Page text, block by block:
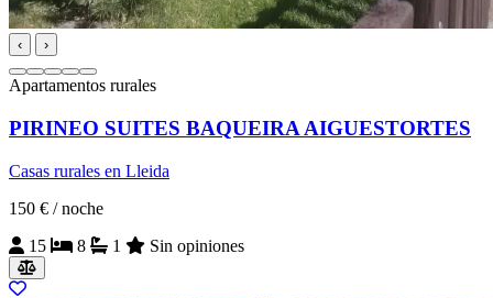
‹ ›
Apartamentos rurales
PIRINEO SUITES BAQUEIRA AIGUESTORTES
Casas rurales en Lleida
150 € / noche
15
8 1 Sin opiniones